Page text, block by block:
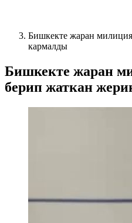
Бишкекте жаран
кармалды
Бишкекте жаран
берип жаткан